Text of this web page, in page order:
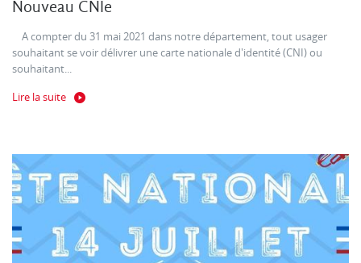
Nouveau CNIe
A compter du 31 mai 2021 dans notre département, tout usager
souhaitant se voir délivrer une carte nationale d'identité (CNI) ou
souhaitant...
Lire la suite